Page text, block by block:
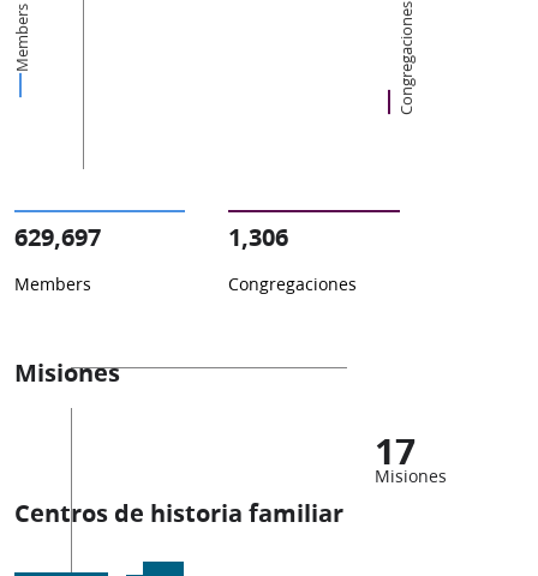
Members Congregaciones
629,697
Members
1,306
Congregaciones
Misiones
17
Misiones
Centros de historia familiar